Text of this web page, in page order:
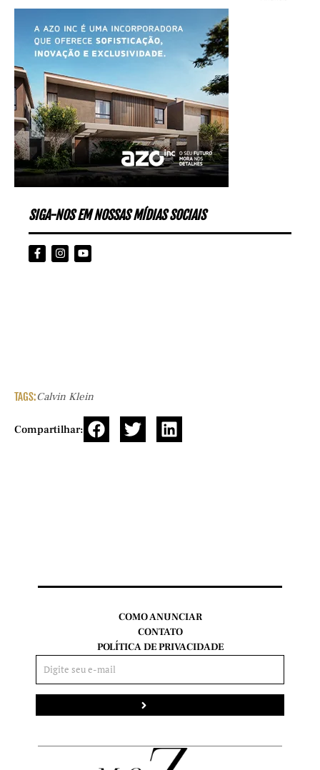
SIGA-NOS EM NOSSAS MÍDIAS SOCIAIS
TAGS:Calvin Klein
Compartilhar:
COMO ANUNCIAR
CONTATO
POLÍTICA DE PRIVACIDADE